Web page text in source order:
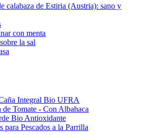
calabaza de Estiria (Austria): sano y
con menta
la sal
Integral Bio UFRA
Tomate - Con Albahaca
Bio Antioxidante
para Pescados a la Parrilla